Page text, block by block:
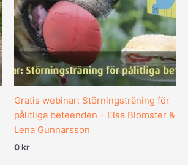
Gratis webinar: Störningsträning för
pålitliga beteenden – Elsa Blomster &
Lena Gunnarsson
0kr